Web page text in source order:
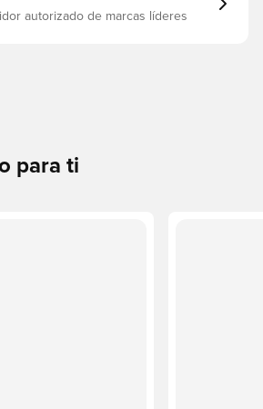
autorizado de marcas líderes
para ti